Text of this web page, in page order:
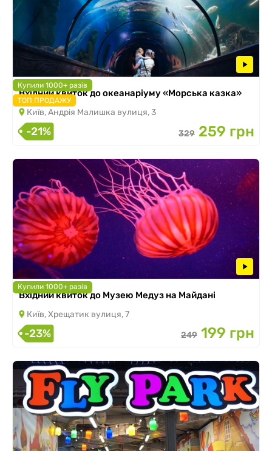
Купили 1000+ разів
ТОП ПРОДАЖУ
Вхідний квиток до океанаріуму «Морська казка»
Київ, Андрія Малишка вулиця, 3
-21% 329 259 грн
Купили 1000+ разів
Вхідний квиток до Музею Медуз на Майдані
Київ, Хрещатик вулиця, 7
-23% 249 199 грн